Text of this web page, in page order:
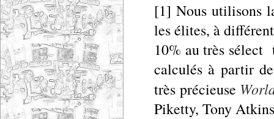
[1] Nous utilisons
les élites, à
10% au très sélect
calculés à partir
très précieuse
Piketty, Tony